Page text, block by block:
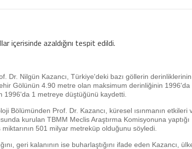
içerisinde azaldığını tespit edildi.
Dr. Nilgün Kazancı, Türkiye'deki bazı göllerin derinliklerinin
Gölünün 4.90 metre olan maksimum derinliğinin 1996'da
1 metreye düştüğünü kaydetti.
Bölümünden Prof. Dr. Kazancı, küresel ısınmanın etkileri
kurulan TBMM Meclis Araştırma Komisyonuna yaptığı
501 milyar metreküp olduğunu söyledi.
geri kalanının ise buharlaştığını ifade eden Kazancı,